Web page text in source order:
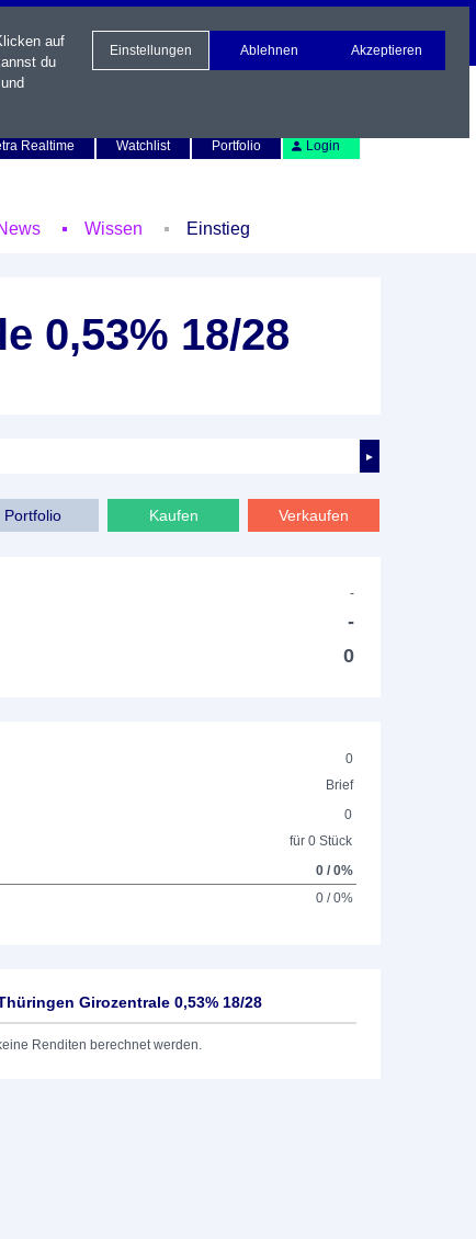
Realtime
Watchlist Portfolio Login
Wissen Einstieg
0,53% 18/28
►
Verkaufen
Kaufen
Portfolio
-
-
0
0
Brief
0
für 0 Stück
0 / 0%
0 / 0%
Girozentrale 0,53% 18/28
Renditen berechnet werden.
auf
du
Einstellungen Ablehnen Akzeptieren